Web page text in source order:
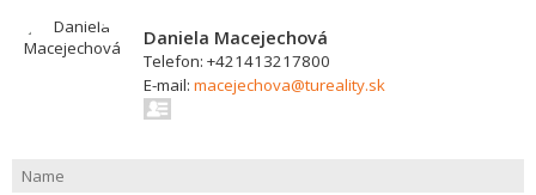
Daniela Macejechová
Telefon: +421413217800
E-mail: macejechova@tureality.sk